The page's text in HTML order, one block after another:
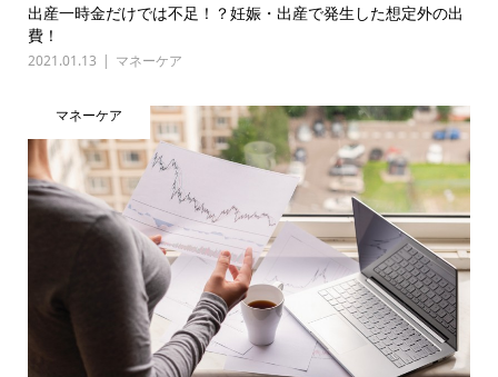
出産一時金だけでは不足！？妊娠・出産で発生した想定外の出
費！
2021.01.13 マネーケア
マネーケア